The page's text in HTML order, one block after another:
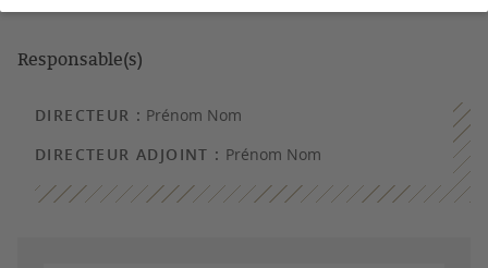
Responsable(s)
DIRECTEUR : Prénom Nom
DIRECTEUR ADJOINT : Prénom Nom